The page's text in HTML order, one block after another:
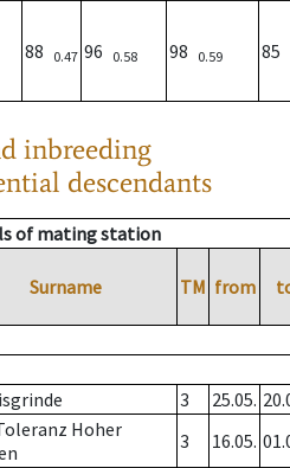
88 0.47 96 0.58 98 0.59 85
inbreeding
descendants
of mating station
Surname TM from
3 25.05.
Hoher
3 16.05.